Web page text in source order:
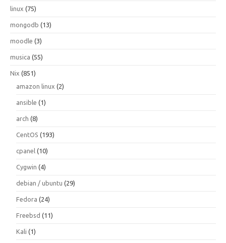
linux (75)
mongodb (13)
moodle (3)
musica (55)
Nix (851)
amazon linux (2)
ansible (1)
arch (8)
CentOS (193)
cpanel (10)
Cygwin (4)
debian / ubuntu (29)
Fedora (24)
Freebsd (11)
Kali (1)